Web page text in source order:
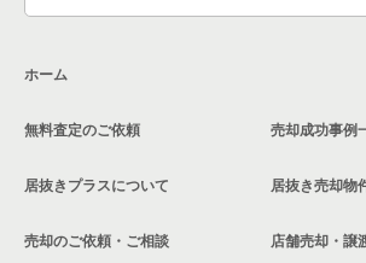
大阪市鶴見区の飲食店の居抜き売却物件の案
大阪市浪速区の飲食店の居抜き売却物件の案
八尾市の飲食店の居抜き売却物件の案件一覧
ホーム
無料査定のご依頼
居抜きプラスについて
売却のご依頼・ご相談
売却成功事例
居抜き売却物
店舗売却・譲